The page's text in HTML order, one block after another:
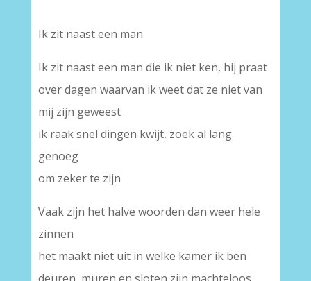
Ik zit naast een man
Ik zit naast een man die ik niet ken, hij praat
over dagen waarvan ik weet dat ze niet van
mij zijn geweest
ik raak snel dingen kwijt, zoek al lang
genoeg
om zeker te zijn
Vaak zijn het halve woorden dan weer hele
zinnen
het maakt niet uit in welke kamer ik ben